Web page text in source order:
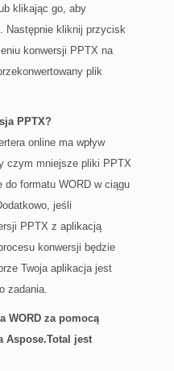
klikając go, aby
Następnie kliknij przycisk
konwersji PPTX na
plik
PPTX?
online ma wpływ
czym mniejsze pliki PPTX
do formatu WORD w ciągu
jeśli
PPTX z aplikacją
konwersji będzie
Twoja aplikacja jest
zadania.
WORD za pomocą
Aspose.Total jest